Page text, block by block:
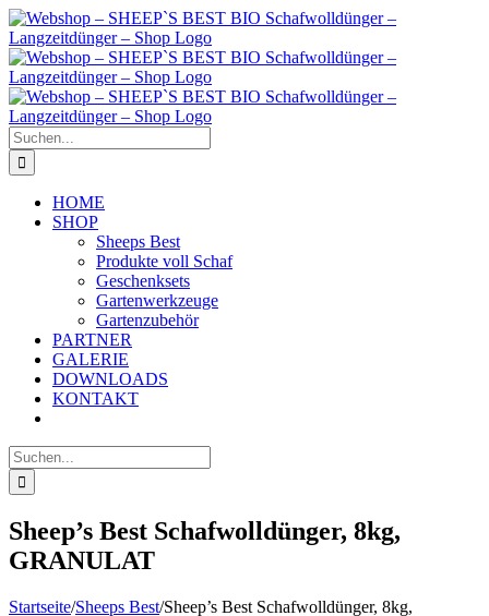
Zum
Inhalt
springen
Suche
nach:
HOME
SHOP
Sheeps Best
Produkte voll Schaf
Geschenksets
Gartenwerkzeuge
Gartenzubehör
PARTNER
GALERIE
DOWNLOADS
KONTAKT
Suche
nach:
Sheep’s Best Schafwolldünger, 8kg,
GRANULAT
Startseite/Sheeps Best/Sheep’s Best Schafwolldünger, 8kg,